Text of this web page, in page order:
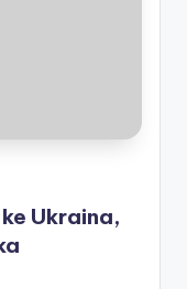
Ukraina,